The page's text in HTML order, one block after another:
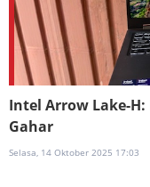
Intel Arrow Lake-
Gahar
Selasa, 14 Oktober 2025 17:03